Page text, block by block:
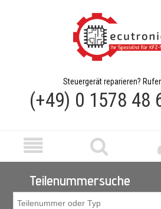
Steuergerät reparieren?
(+49) 0 1578 48
Teilenummersuche